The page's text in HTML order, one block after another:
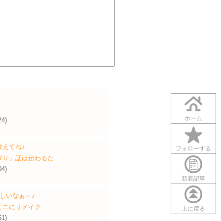
ホーム
フォローする
新着記事
上に戻る
えてね♪
り」話は伝わるた…
いなぁ～♪
にリメイク